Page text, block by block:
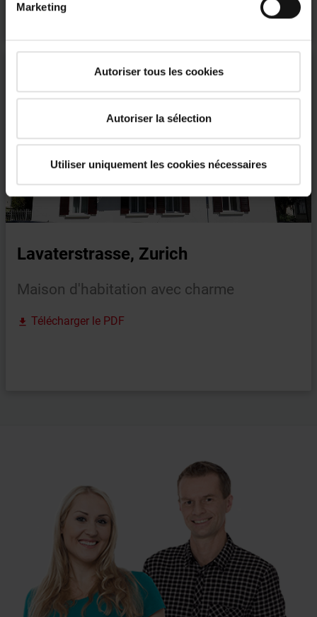
Marketing
Autoriser tous les cookies
Autoriser la sélection
Utiliser uniquement les cookies nécessaires
 
Lavaterstrasse, Zurich
Maison d'habitation avec charme
file_download Télécharger le PDF